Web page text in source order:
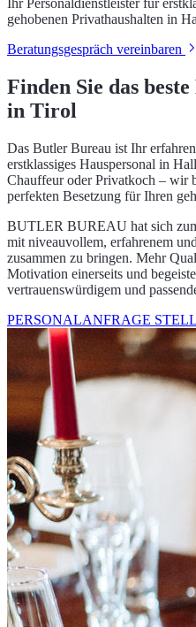
gehobenen Privathaushalten in
Beratungsgespräch vereinbaren
Finden Sie das
in Tirol
Das Butler Bureau ist Ihr
erstklassiges Hauspersonal in
Chauffeur oder Privatkoch – wir
perfekten Besetzung für Ihren
BUTLER BUREAU hat sich
mit niveauvollem, erfahrenem
zusammen zu bringen. Mehr
Motivation einerseits und
vertrauenswürdigem und
PERSONALANFRAGE